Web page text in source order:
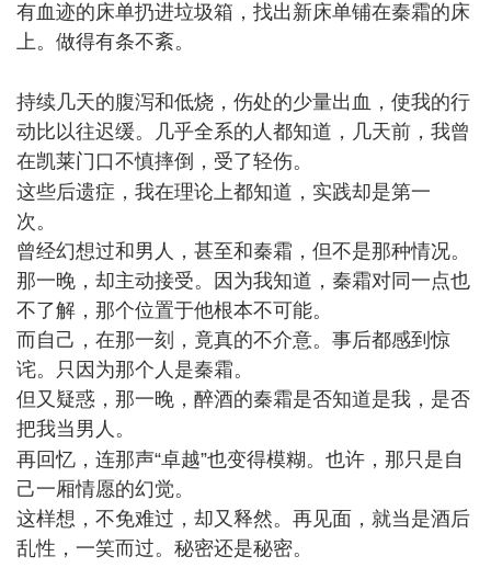
有血迹的床单扔进垃圾箱，找出新床单铺在秦霜的床
上。做得有条不紊。
持续几天的腹泻和低烧，伤处的少量出血，使我的行
动比以往迟缓。几乎全系的人都知道，几天前，我曾
在凯莱门口不慎摔倒，受了轻伤。
这些后遗症，我在理论上都知道，实践却是第一
次。
曾经幻想过和男人，甚至和秦霜，但不是那种情况。
那一晚，却主动接受。因为我知道，秦霜对同一点也
不了解，那个位置于他根本不可能。
而自己，在那一刻，竟真的不介意。事后都感到惊
诧。只因为那个人是秦霜。
但又疑惑，那一晚，醉酒的秦霜是否知道是我，是否
把我当男人。
再回忆，连那声“卓越”也变得模糊。也许，那只是自
己一厢情愿的幻觉。
这样想，不免难过，却又释然。再见面，就当是酒后
乱性，一笑而过。秘密还是秘密。